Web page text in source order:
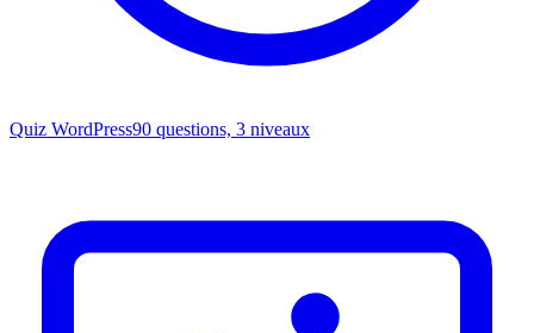
Quiz WordPress90 questions, 3 niveaux